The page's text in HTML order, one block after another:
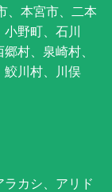
、本宮市、二本
野町、石川
村、泉崎村、
鮫川村、川俣
カシ、アリド